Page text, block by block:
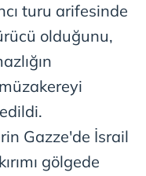
turu arifesinde
olduğunu,
Gazze'de İsrail
gölgede